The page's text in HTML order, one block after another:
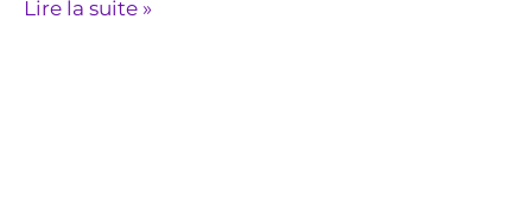
Lire la suite »